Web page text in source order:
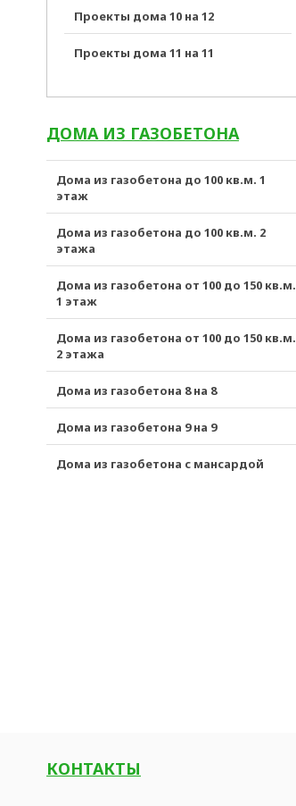
Проекты дома 10 на 12
Проекты дома 11 на 11
ДОМА ИЗ ГАЗОБЕТОНА
Дома из газобетона до 100 кв.м. 1
этаж
Дома из газобетона до 100 кв.м. 2
этажа
Дома из газобетона от 100 до 150 кв.м.
1 этаж
Дома из газобетона от 100 до 150 кв.м.
2 этажа
Дома из газобетона 8 на 8
Дома из газобетона 9 на 9
Дома из газобетона с мансардой
КОНТАКТЫ